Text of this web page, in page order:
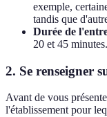
exemple,
tandis que
Durée de
20 et 45
2. Se renseigner
Avant de vous
l'établissement pour